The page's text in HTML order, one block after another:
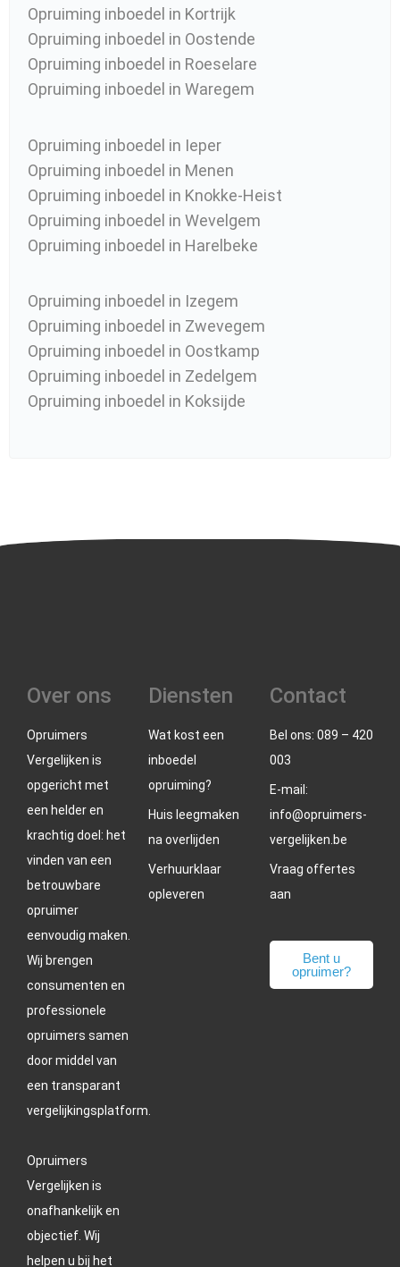
Opruiming inboedel in Kortrijk
Opruiming inboedel in Oostende
Opruiming inboedel in Roeselare
Opruiming inboedel in Waregem
Opruiming inboedel in Ieper
Opruiming inboedel in Menen
Opruiming inboedel in Knokke-Heist
Opruiming inboedel in Wevelgem
Opruiming inboedel in Harelbeke
Opruiming inboedel in Izegem
Opruiming inboedel in Zwevegem
Opruiming inboedel in Oostkamp
Opruiming inboedel in Zedelgem
Opruiming inboedel in Koksijde
Over ons
Opruimers
Vergelijken is
opgericht met
een helder en
krachtig doel: het
vinden van een
betrouwbare
opruimer
eenvoudig maken.
Wij brengen
consumenten en
professionele
opruimers samen
door middel van
een transparant
vergelijkingsplatform.
Opruimers
Vergelijken is
onafhankelijk en
objectief. Wij
helpen u bij het
Diensten
Wat kost een
inboedel
opruiming?
Huis leegmaken
na overlijden
Verhuurklaar
opleveren
Contact
Bel ons: 089 – 420
003
E-mail:
info@opruimers-
vergelijken.be
Vraag offertes
aan
Bent u
opruimer?